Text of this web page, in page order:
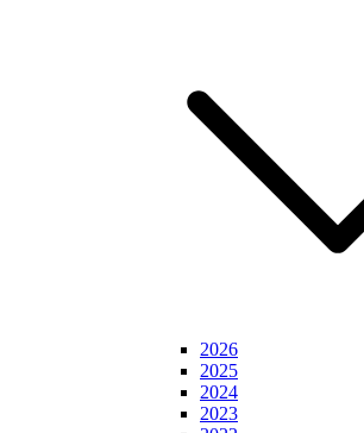
2026
2025
2024
2023